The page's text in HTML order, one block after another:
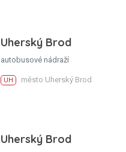
Uherský Brod
autobusové nádraží
UH město Uherský Brod
Uherský Brod